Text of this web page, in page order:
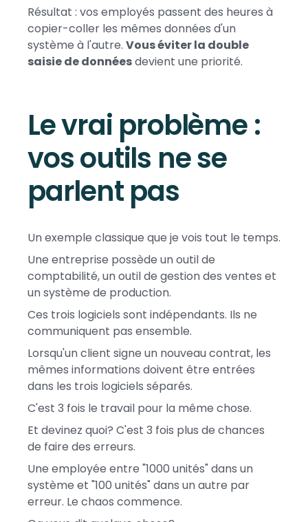
Résultat : vos employés passent des heures à
copier-coller les mêmes données d'un
système à l'autre. Vous éviter la double
saisie de donnéesdevient une priorité.
Le vrai problème :
vos outils ne se
parlent pas
Un exemple classique que je vois tout le temps.
Une entreprise possède un outil de
comptabilité, un outil de gestion des ventes et
un système de production.
Ces trois logiciels sont indépendants. Ils ne
communiquent pas ensemble.
Lorsqu'un client signe un nouveau contrat, les
mêmes informations doivent être entrées
dans les trois logiciels séparés.
C'est 3 fois le travail pour la même chose.
Et devinez quoi? C'est 3 fois plus de chances
de faire des erreurs.
Une employée entre "1000 unités" dans un
système et "100 unités" dans un autre par
erreur. Le chaos commence.